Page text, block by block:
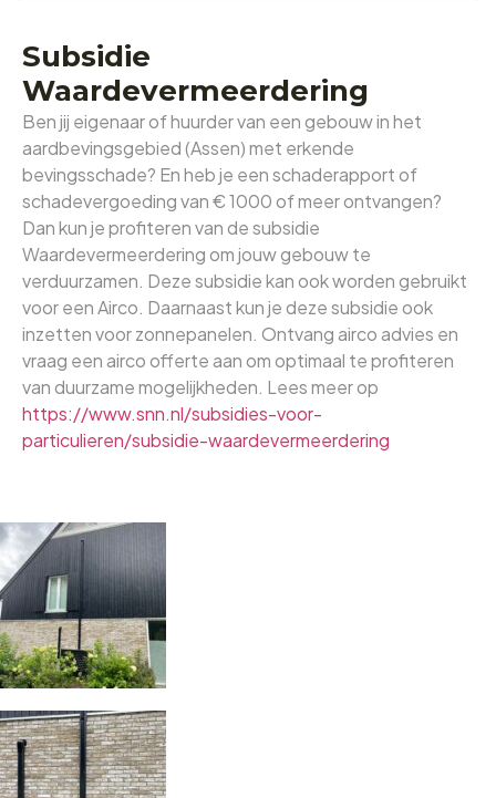
Subsidie
Waardevermeerdering
Ben jij eigenaar of huurder van een gebouw in het
aardbevingsgebied (Assen) met erkende
bevingsschade? En heb je een schaderapport of
schadevergoeding van € 1000 of meer ontvangen?
Dan kun je profiteren van de subsidie
Waardevermeerdering om jouw gebouw te
verduurzamen. Deze subsidie kan ook worden gebruikt
voor een Airco. Daarnaast kun je deze subsidie ook
inzetten voorzonnepanelen. Ontvang airco advies en
vraag een airco offerte aan om optimaal te profiteren
van duurzame mogelijkheden. Lees meer op
https://www.snn.nl/subsidies-voor-
particulieren/subsidie-waardevermeerdering